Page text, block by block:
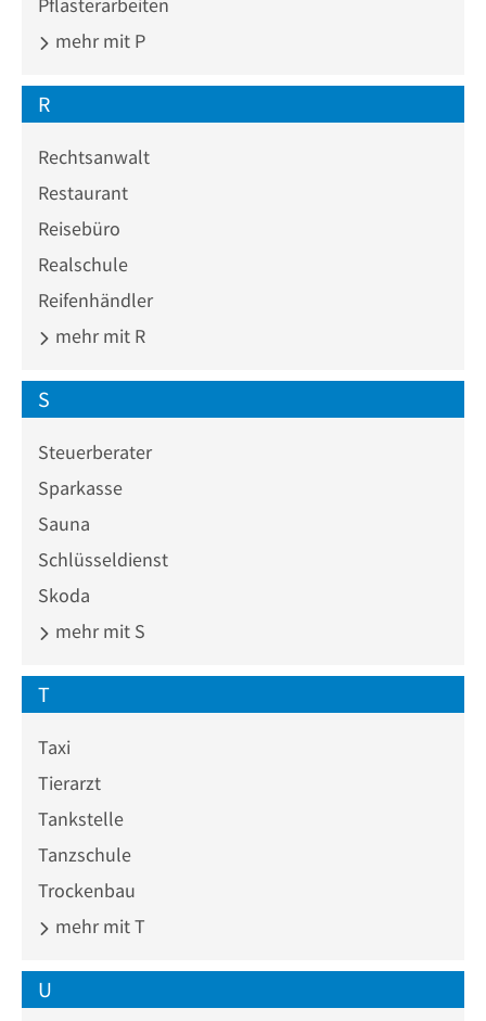
mehr mit P
R
Rechtsanwalt
Restaurant
Reisebüro
Realschule
Reifenhändler
mehr mit R
S
Steuerberater
Sparkasse
Sauna
Schlüsseldienst
Skoda
mehr mit S
T
Taxi
Tierarzt
Tankstelle
Tanzschule
Trockenbau
mehr mit T
U